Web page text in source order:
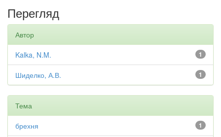
Перегляд
Автор
1
Kalka, N.M.
1
Шиделко, А.В.
Тема
1
брехня